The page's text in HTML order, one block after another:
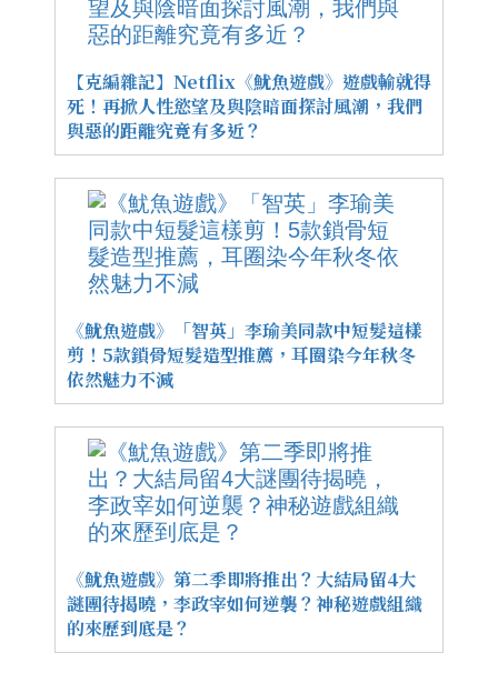
【克編雜記】Netflix《魷魚遊戲》遊戲輸就得
死！再掀人性慾望及與陰暗面探討風潮，我們
與惡的距離究竟有多近？
《魷魚遊戲》「智英」李瑜美同款中短髮這樣
剪！5款鎖骨短髮造型推薦，耳圈染今年秋冬
依然魅力不減
《魷魚遊戲》第二季即將推出？大結局留4大
謎團待揭曉，李政宰如何逆襲？神秘遊戲組織
的來歷到底是？